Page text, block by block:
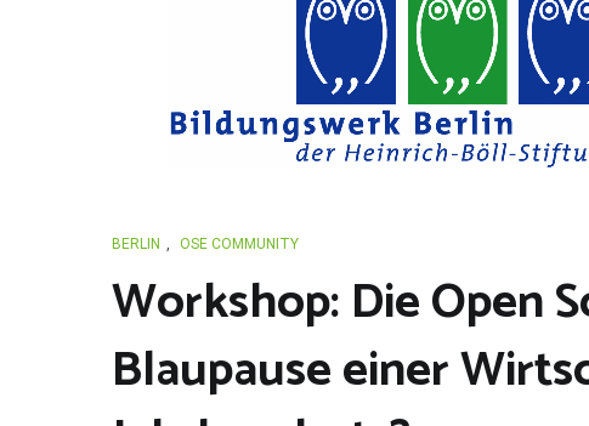
BERLIN , OSE COMMUNITY
Workshop: Die Open
Blaupause einer